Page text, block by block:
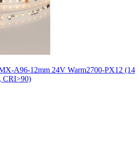
A96-12mm 24V Warm2700-PX12 (14
CRI>90)